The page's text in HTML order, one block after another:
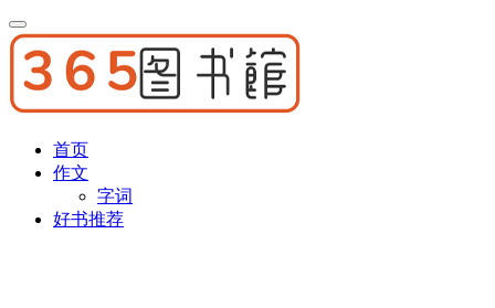
首页
作文
字词
好书推荐